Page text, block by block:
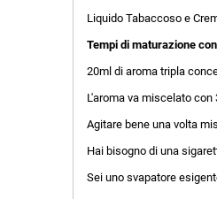
Liquido Tabaccoso e
Tempi di maturazione
20ml di aroma tripla
L'aroma va miscelato con
Agitare bene una volta
Hai bisogno di una
Sei uno svapatore